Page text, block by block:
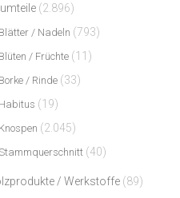
(2.896)
Blätter / Nadeln (793)
Blüten / Früchte (11)
Borke / Rinde (33)
Habitus (19)
Knospen (2.045)
(40)
/ Werkstoffe (89)